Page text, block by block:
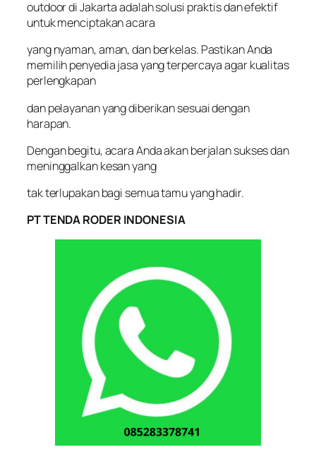
outdoor di Jakarta adalah solusi praktis dan efektif
untuk menciptakan acara
yang nyaman, aman, dan berkelas. Pastikan Anda
memilih penyedia jasa yang terpercaya agar kualitas
perlengkapan
dan pelayanan yang diberikan sesuai dengan
harapan.
Dengan begitu, acara Anda akan berjalan sukses dan
meninggalkan kesan yang
tak terlupakan bagi semua tamu yang hadir.
PT TENDA RODER INDONESIA